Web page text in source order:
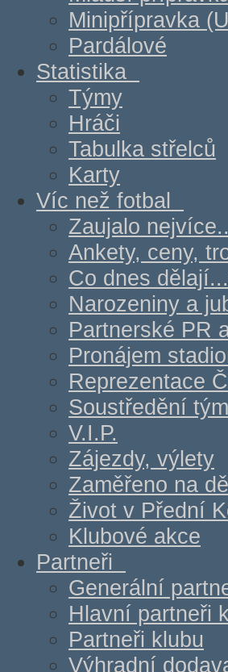
Minipřípravka
Pardálové
Statistika
Týmy
Hráči
Tabulka střelců
Karty
Víc než fotbal
Zaujalo
Ankety, ceny,
Co dnes
Narozeniny a
Partnerské PR
Pronájem
Reprezentace
Soustředění
V.I.P.
Zájezdy, výlety
Zaměřeno na
Život v Přední
Klubové akce
Partneři
Generální
Hlavní partneři
Partneři klubu
Výhradní